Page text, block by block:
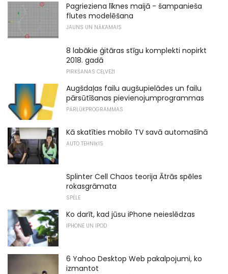
Pagrieziena līknes maijā - šampanieša
flutes modelēšana
JAUNS UN NĀKAMAIS
8 labākie ģitāras stīgu komplekti nopirkt
2018. gadā
PIRKŠANAS CEĻVEŽI
Augšdaļas failu augšupielādes un failu
pārsūtīšanas pievienojumprogrammas
PĀRLŪKPROGRAMMAS
Kā skatīties mobilo TV savā automašīnā
AUTO TEHNIĶIS
Splinter Cell Chaos teorija Ātrās spēles
rokasgrāmata
SPĒLE
Ko darīt, kad jūsu iPhone neieslēdzas
IPHONE UN IPOD
6 Yahoo Desktop Web pakalpojumi, ko
izmantot